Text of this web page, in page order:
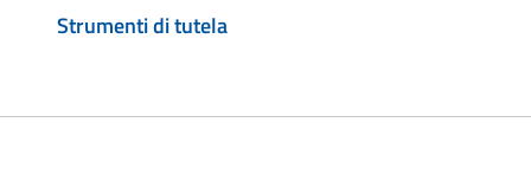
Strumenti di tutela